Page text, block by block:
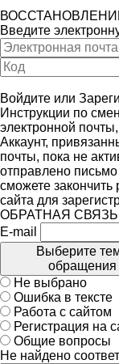
Введите
Войдите или
Инструкции по
электронной
Аккаунт,
почты, пока не
отправлено
сможете закончить
сайта для
ОБРАТНАЯ СВЯЗЬ
E-mail
Выберите
обращения
Не выбрано
Ошибка в тексте
Работа с сайтом
Регистрация на
Общие вопросы
Не найдено